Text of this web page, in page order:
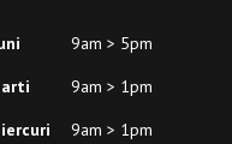
9am > 5pm
9am > 1pm
9am > 1pm